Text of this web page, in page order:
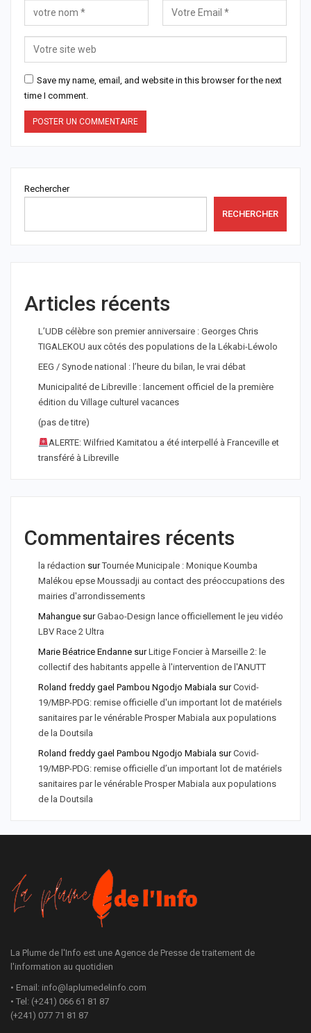
Save my name, email, and website in this browser for the next
time I comment.
Rechercher
RECHERCHER
Articles récents
L’UDB célèbre son premier anniversaire : Georges Chris
TIGALEKOU aux côtés des populations de la Lékabi-Léwolo
EEG / Synode national : l’heure du bilan, le vrai débat
Municipalité de Libreville : lancement officiel de la première
édition du Village culturel vacances
(pas de titre)
ALERTE: Wilfried Kamitatou a été interpellé à Franceville et
transféré à Libreville
Commentaires récents
la rédaction surTournée Municipale : Monique Koumba
Malékou epse Moussadji au contact des préoccupations des
mairies d'arrondissements
Mahangue surGabao-Design lance officiellement le jeu vidéo
LBV Race 2 Ultra
Marie Béatrice Endanne surLitige Foncier à Marseille 2: le
collectif des habitants appelle à l'intervention de l'ANUTT
Roland freddy gael Pambou Ngodjo Mabiala surCovid-
19/MBP-PDG: remise officielle d'un important lot de matériels
sanitaires par le vénérable Prosper Mabiala aux populations
de la Doutsila
Roland freddy gael Pambou Ngodjo Mabiala surCovid-
19/MBP-PDG: remise officielle d’un important lot de matériels
sanitaires par le vénérable Prosper Mabiala aux populations
de la Doutsila
La Plume de l'Info est une Agence de Presse de traitement de
l'information au quotidien
• Email: info@laplumedelinfo.com
• Tel: (+241) 066 61 81 87
(+241) 077 71 81 87